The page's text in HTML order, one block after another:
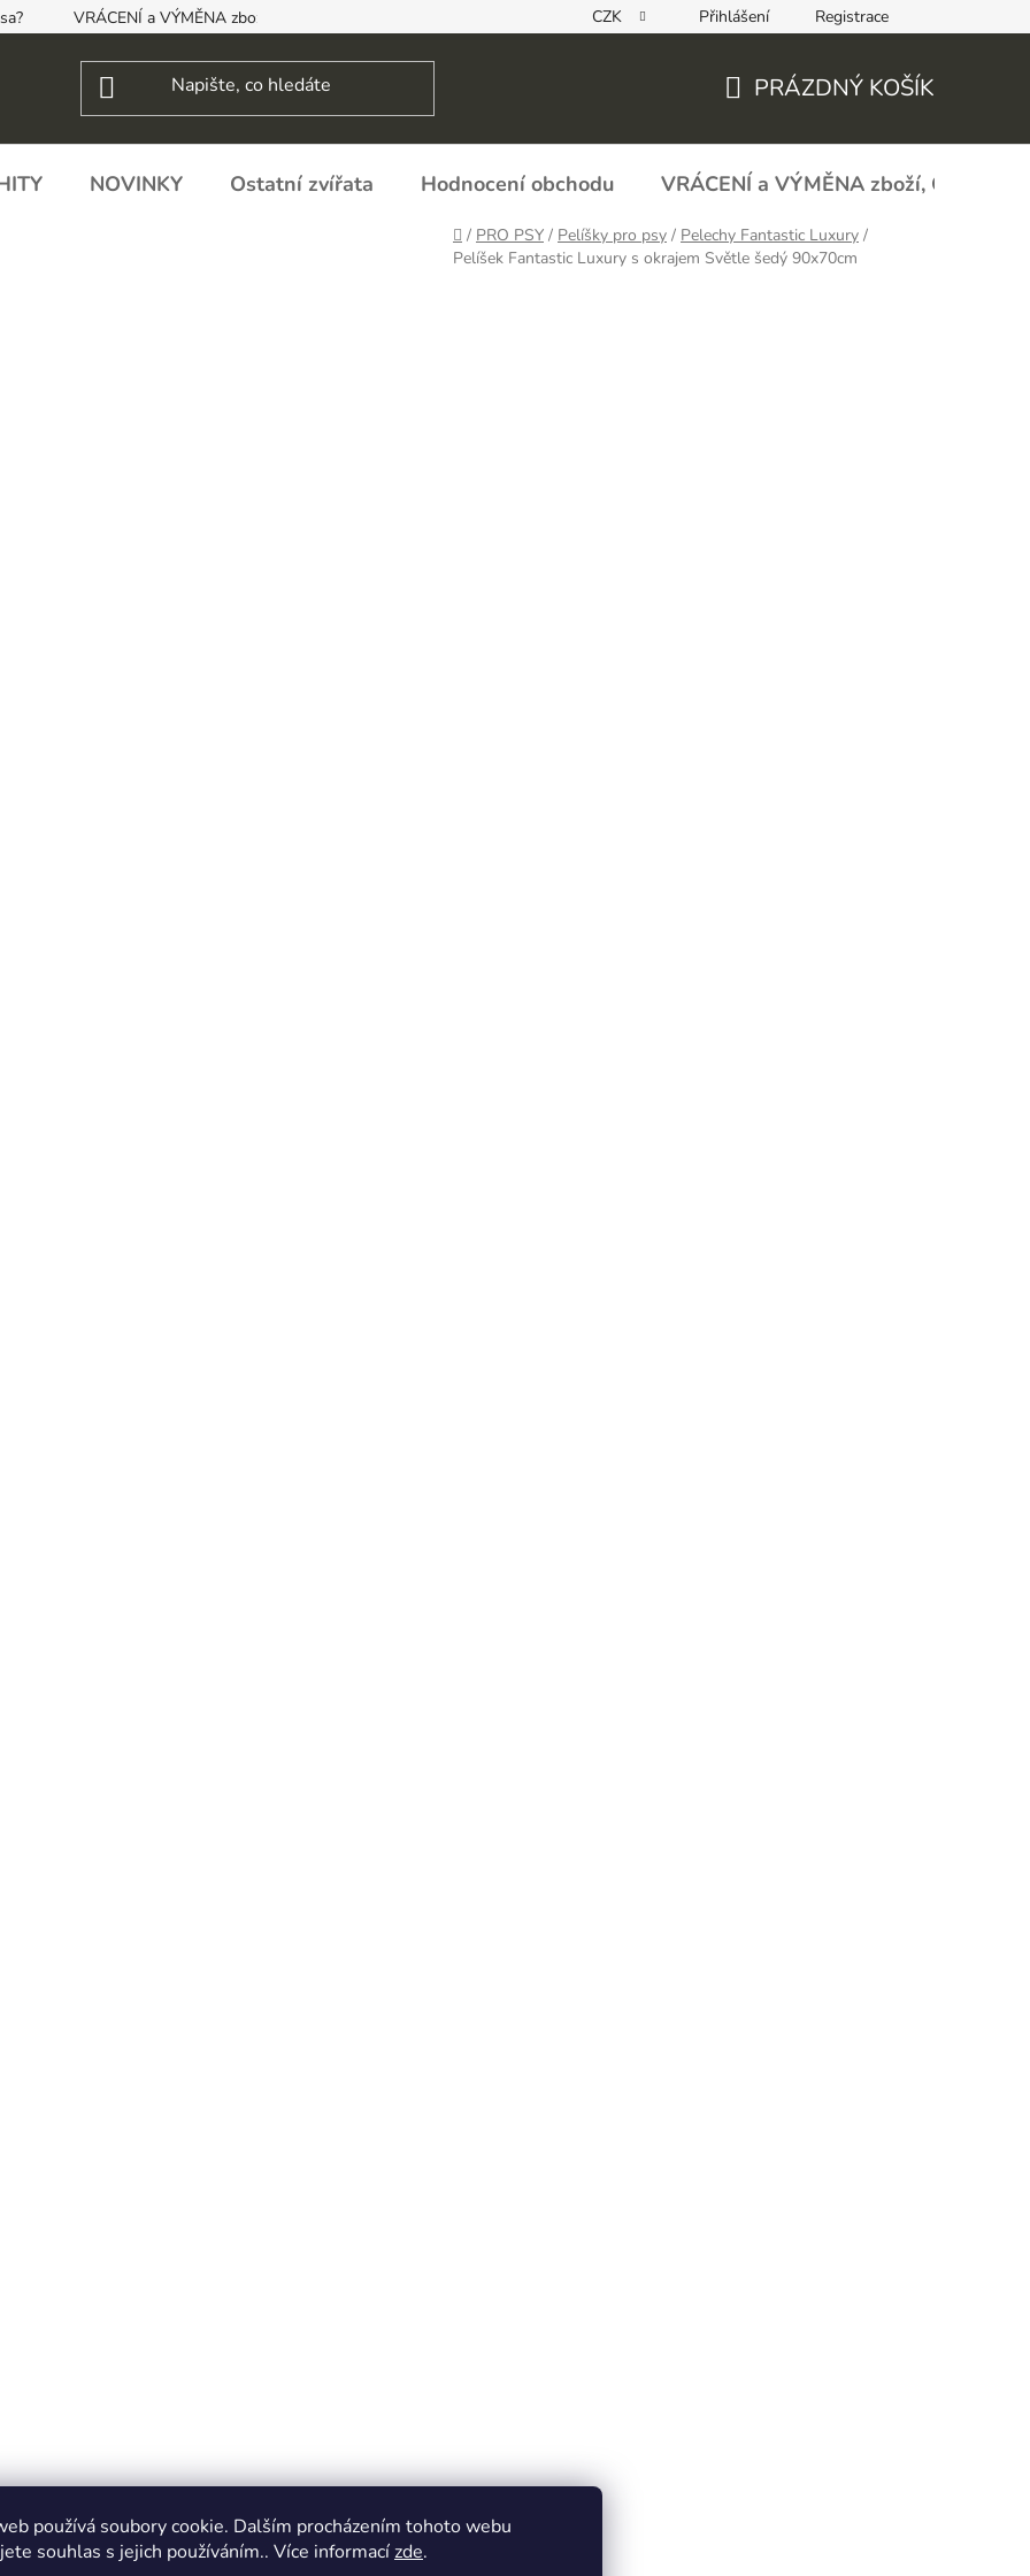
používá soubory cookie. Dalším procházením tohoto webu
souhlas s jejich používáním.. Více informacízde.
VRÁCENÍ a VÝMĚNA zboží, ODSTOUPENÍ OD SMLOUVY REKLAMAČNÍ FORMULÁŘ - zboží s vadou
CZK Přihlášení Registrace
KOŠÍK
PRÁZDNÝ KOŠÍK
NOVINKY Ostatní zvířata Hodnocení obchodu VRÁCENÍ a VÝMĚNA zboží,
Domů
/ PRO PSY / Pelíšky pro psy / Pelechy Fantastic Luxury /
Pelíšek Fantastic Luxury s okrajem Světle šedý 90x70cm